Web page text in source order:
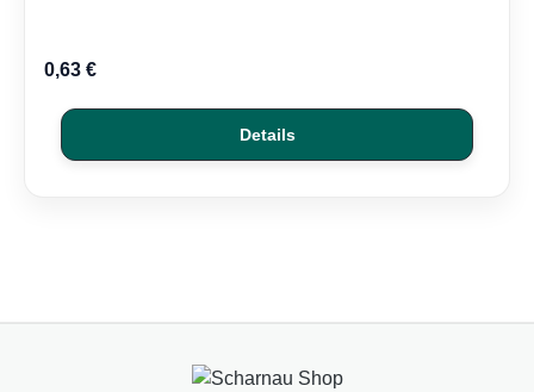
Regulärer Preis:
0,63 €
Details